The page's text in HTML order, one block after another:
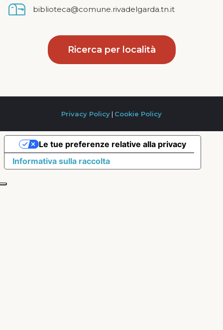
biblioteca@comune.rivadelgarda.tn.it
Ricerca per località
Privacy Policy | Cookie Policy
Informativa sulla raccolta
Le tue preferenze relative alla privacy